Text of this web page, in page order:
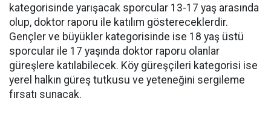
kategorisinde yarışacak sporcular 13-17 yaş arasında
olup, doktor raporu ile katılım göstereceklerdir.
Gençler ve büyükler kategorisinde ise 18 yaş üstü
sporcular ile 17 yaşında doktor raporu olanlar
güreşlere katılabilecek. Köy güreşçileri kategorisi ise
yerel halkın güreş tutkusu ve yeteneğini sergileme
fırsatı sunacak.